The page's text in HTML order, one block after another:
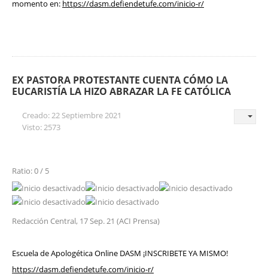
momento en: https://dasm.defiendetufe.com/inicio-r/
EX PASTORA PROTESTANTE CUENTA CÓMO LA
EUCARISTÍA LA HIZO ABRAZAR LA FE CATÓLICA
Creado: 22 Septiembre 2021
Visto: 2573
Ratio: 0 / 5
Redacción Central, 17 Sep. 21 (ACI Prensa)
Escuela de Apologética Online DASM ¡INSCRIBETE YA MISMO!
https://dasm.defiendetufe.com/inicio-r/